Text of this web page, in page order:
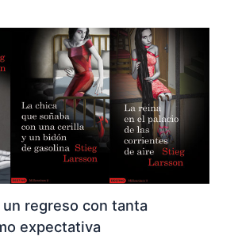
regreso con tanta
expectativa